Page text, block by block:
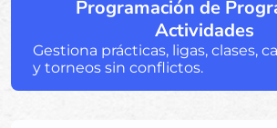
Programación de
Actividades
Gestiona prácticas, ligas, clases,
y torneos sin conflictos.